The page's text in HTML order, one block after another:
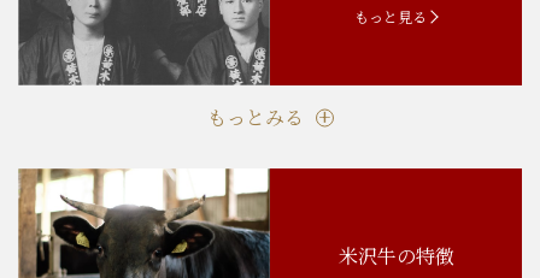
もっと見る
もっとみる
米沢牛の特徴